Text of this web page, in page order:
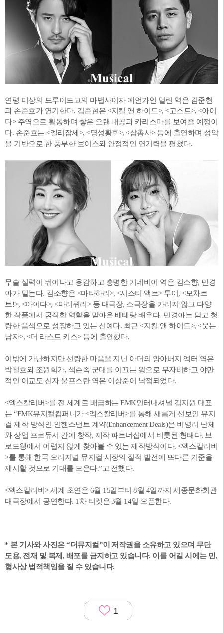
연령 미상의 드루이드교의 마법사이자 예언가인 멀린 역은 김준현
과 손준호가 연기한다. 김준현은 <지킬 앤 하이드>, <고스트>, <아이
다> 주역으로 활동하며 쌓은 오랜 내공과 카리스마를 보여줄 예정이
다. 손준호는 <엘리잡세>, <명성황후>, <삼총사> 등에 출연하며 성악
을 기반으로 한 풍부한 보이스와 안정적인 연기력을 펼쳤다.
무술 실력이 뛰어나고 용감하고 총명한 기네비어 역은 김소향, 민경
아가 맡는다. 김소향은 <마타하리>, <시스터 액트> 투어, <모차르
트!>, <아이다>, <마리퀴리> 등 대극장, 소극장을 가리지 않고 다양
한 작품에서 굵직한 역할을 맡아온 베테랑 배우다. 민경아는 맑고 청
량한 음색으로 성장하고 있는 신예다. 최근 <지킬 앤 하이드>, <웃는
남자>, <더 라스트 키스> 등에 출연했다.
이밖에 가난하지만 선량한 마음을 지닌 아더의 양아버지 엑터 역은
박철호와 조원희가, 색슨족 군대를 이끄는 왕으로 무자비하고 야만
적인 이교도 신자 울프스탄 역은 이상준이 낙점되었다.
<엑스칼리버>를 전 세계로 배급하는 EMK인터내셔널 김지원 대표
는 “EMK뮤지컬컴퍼니가 <엑스칼리버>를 통해 새롭게 선보인 뮤지
컬 제작 방식인 인헨스먼트 계약(Enhancement Deals)은 비영리 단체
와 상업 프로듀서 간에 창작, 제작 파트너십에서 비롯된 형태다. 브
로드웽에서 어렵지 않게 찾아볼 수 있는 제작방식이다. <엑스칼리버
>를 통해 한국 오리지널 뮤지컬 시장의 질적 발전에 또다른 기준을
제시할 것으로 기대를 모은다.”고 전했다.
<엑스칼리버> 세계 초연은 6월 15일부터 8월 4일까지 세종문화회관
대극장에서 공연한다. 1차 티켓은 3월 14일 오픈한다.
* 본 기사와 사진은 “더뮤지컬”이 저작권을 소유하고 있으며 무단
도용, 전재 및 복제, 배포를 금지하고 있습니다. 이를 어길 시에는 민,
형사상 법적책임을 질 수 있습니다.
1